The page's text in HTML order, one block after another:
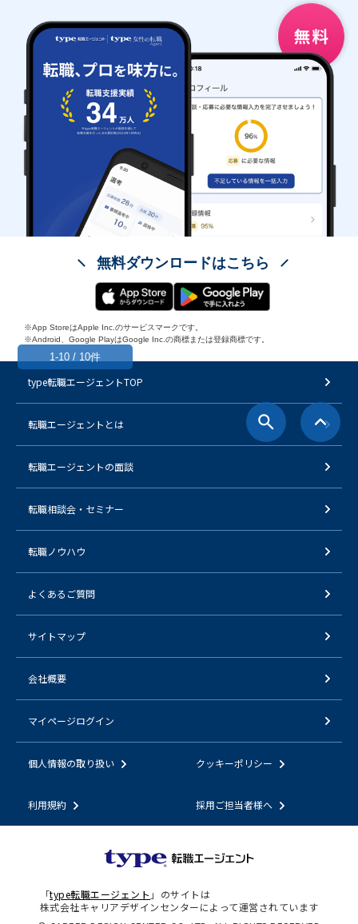
1-10 / 10件
無料ダウンロードはこちら
※App StoreはApple Inc.のサービスマークです。
※Android、Google PlayはGoogle Inc.の商標または登録商標です。
type転職エージェントTOP
転職エージェントとは
転職エージェントの面談
転職相談会・セミナー
転職ノウハウ
よくあるご質問
サイトマップ
会社概要
マイページログイン
個人情報の取り扱い クッキーポリシー
利用規約 採用ご担当者様へ
「type転職エージェント 」のサイトは
株式会社キャリアデザインセンターによって運営されています